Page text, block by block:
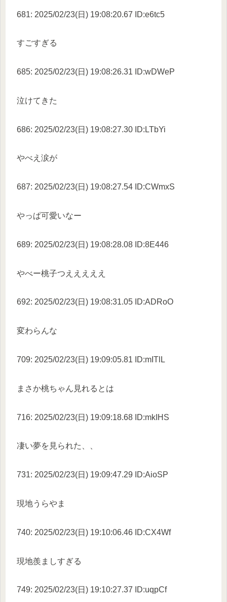
681: 2025/02/23(日) 19:08:20.67 ID:e6tc5
すごすぎる
685: 2025/02/23(日) 19:08:26.31 ID:wDWeP
泣けてきた
686: 2025/02/23(日) 19:08:27.30 ID:LTbYi
やべえ涙が
687: 2025/02/23(日) 19:08:27.54 ID:CWmxS
やっぱ可愛いなー
689: 2025/02/23(日) 19:08:28.08 ID:8E446
やべー桃子つえええええ
692: 2025/02/23(日) 19:08:31.05 ID:ADRoO
変わらんな
709: 2025/02/23(日) 19:09:05.81 ID:mITlL
まさか桃ちゃん見れるとは
716: 2025/02/23(日) 19:09:18.68 ID:mkIHS
凄い夢を見られた、、
731: 2025/02/23(日) 19:09:47.29 ID:AioSP
現地うらやま
740: 2025/02/23(日) 19:10:06.46 ID:CX4Wf
現地羨ましすぎる
749: 2025/02/23(日) 19:10:27.37 ID:uqpCf